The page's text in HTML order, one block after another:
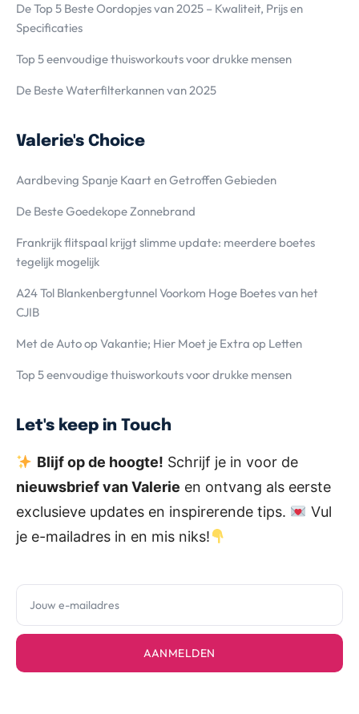
De Top 5 Beste Oordopjes van 2025 – Kwaliteit, Prijs en
Specificaties
Top 5 eenvoudige thuisworkouts voor drukke mensen
De Beste Waterfilterkannen van 2025
Valerie's Choice
Aardbeving Spanje Kaart en Getroffen Gebieden
De Beste Goedekope Zonnebrand
Frankrijk flitspaal krijgt slimme update: meerdere boetes
tegelijk mogelijk
A24 Tol Blankenbergtunnel Voorkom Hoge Boetes van het
CJIB
Met de Auto op Vakantie; Hier Moet je Extra op Letten
Top 5 eenvoudige thuisworkouts voor drukke mensen
Let's keep in Touch
Blijf op de hoogte! Schrijf je in voor de
nieuwsbrief van Valerie en ontvang als eerste
exclusieve updates en inspirerende tips.
Vul
je e-mailadres in en mis niks!
AANMELDEN